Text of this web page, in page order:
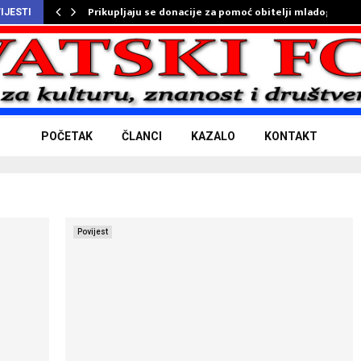
Prikupljaju se donacije za pomoć obitelji mladog…
POČETAK ČLANCI KAZALO KONTAKT
Povijest